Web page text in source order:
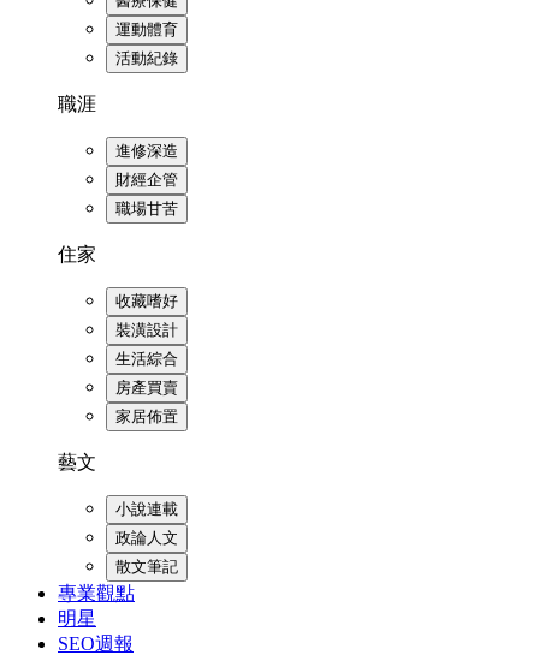
運動體育
活動紀錄
職涯
進修深造
財經企管
職場甘苦
住家
收藏嗜好
裝潢設計
生活綜合
房產買賣
家居佈置
藝文
小說連載
政論人文
散文筆記
專業觀點
明星
SEO週報